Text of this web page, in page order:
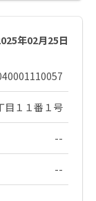
年02月25日
目１１番１号
--
--